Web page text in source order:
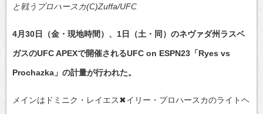
と戦うプロハースカ(C)Zuffa/UFC
4月30日（金・現地時間）、1日（土・同）のネヴァダ州ラスベ
ガスのUFC APEXで開催されるUFC on ESPN23「Ryes vs
Prochazka」の計量が行われた。
メインはドミニク・レイエス✖イリー・プロハースカのライトヘ